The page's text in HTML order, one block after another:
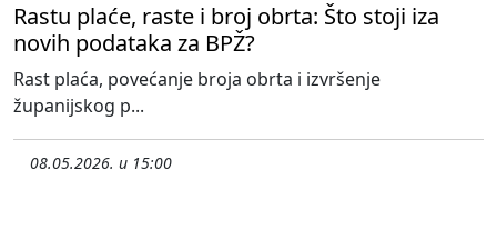
Rastu plaće, raste i broj obrta: Što stoji iza
novih podataka za BPŽ?
Rast plaća, povećanje broja obrta i izvršenje
županijskog p...
08.05.2026. u 15:00